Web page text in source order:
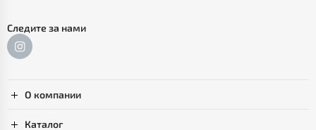
Следите за нами
О компании
Каталог